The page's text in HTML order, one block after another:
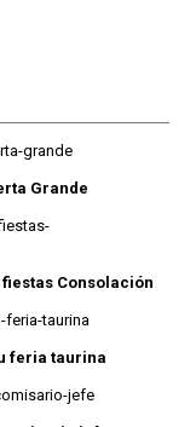
Grande
Consolación
feria taurina